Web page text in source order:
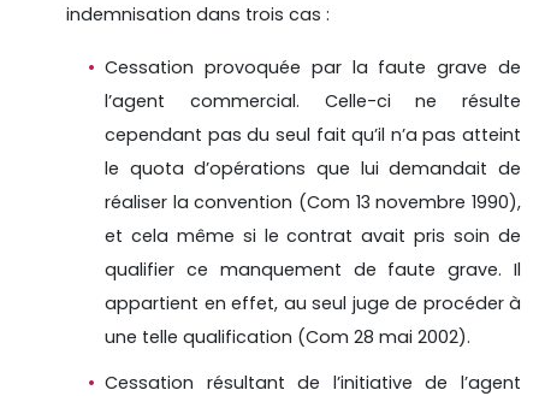
indemnisation dans trois cas :
Cessation provoquée par la faute grave de
l’agent commercial. Celle-ci ne résulte
cependant pas du seul fait qu’il n’a pas atteint
le quota d’opérations que lui demandait de
réaliser la convention (Com 13 novembre 1990),
et cela même si le contrat avait pris soin de
qualifier ce manquement de faute grave. Il
appartient en effet, au seul juge de procéder à
une telle qualification (Com 28 mai 2002).
Cessation résultant de l’initiative de l’agent